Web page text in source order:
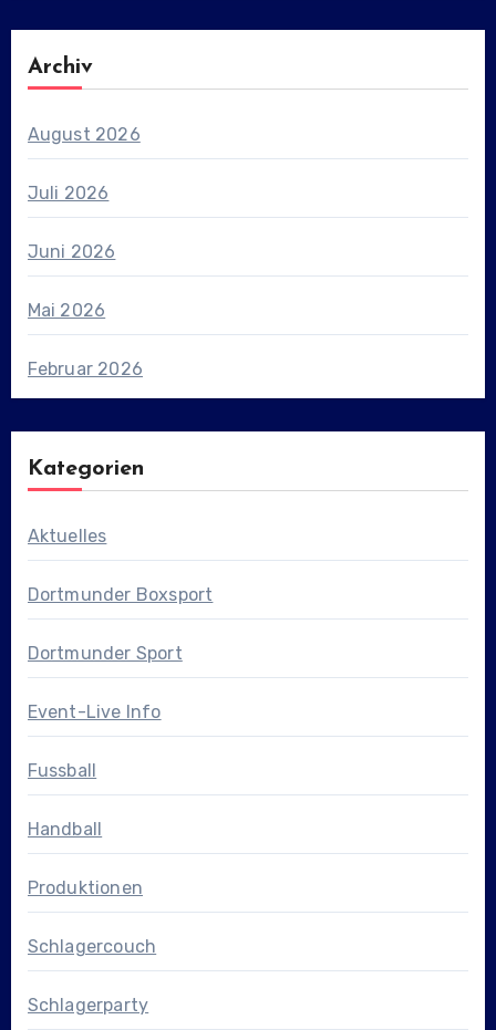
Archiv
August 2026
Juli 2026
Juni 2026
Mai 2026
Februar 2026
Kategorien
Aktuelles
Dortmunder Boxsport
Dortmunder Sport
Event-Live Info
Fussball
Handball
Produktionen
Schlagercouch
Schlagerparty